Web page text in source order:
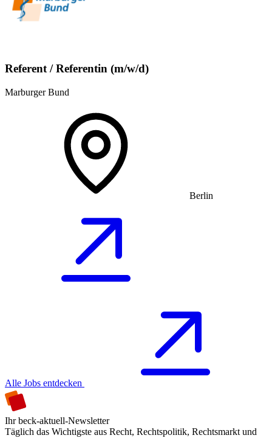
Referent / Referentin (m/w/d)
Marburger Bund
Berlin
Alle Jobs entdecken
Ihr beck-aktuell-Newsletter
Täglich das Wichtigste aus Recht, Rechtspolitik, Rechtsmarkt und